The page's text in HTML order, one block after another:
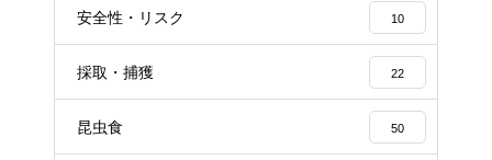
安全性・リスク 10
採取・捕獲 22
昆虫食 50